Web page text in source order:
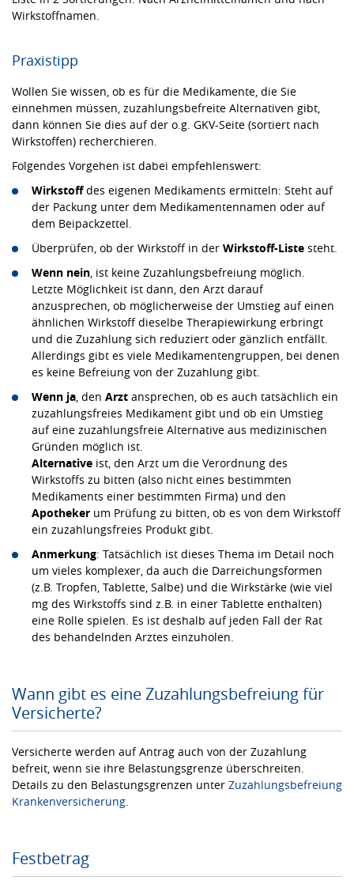
Wirkstoffnamen.
Praxistipp
Wollen Sie wissen, ob es für die Medikamente, die Sie
einnehmen müssen, zuzahlungsbefreite Alternativen gibt,
dann können Sie dies auf der o.g. GKV-Seite (sortiert nach
Wirkstoffen) recherchieren.
Folgendes Vorgehen ist dabei empfehlenswert:
Wirkstoffdes eigenen Medikaments ermitteln: Steht auf
der Packung unter dem Medikamentennamen oder auf
dem Beipackzettel.
Überprüfen, ob der Wirkstoff in der Wirkstoff-Liste steht.
Wenn nein , ist keine Zuzahlungsbefreiung möglich.
Letzte Möglichkeit ist dann, den Arzt darauf
anzusprechen, ob möglicherweise der Umstieg auf einen
ähnlichen Wirkstoff dieselbe Therapiewirkung erbringt
und die Zuzahlung sich reduziert oder gänzlich entfällt.
Allerdings gibt es viele Medikamentengruppen, bei denen
es keine Befreiung von der Zuzahlung gibt.
Wenn ja , den Arzt ansprechen, ob es auch tatsächlich ein
zuzahlungsfreies Medikament gibt und ob ein Umstieg
auf eine zuzahlungsfreie Alternative aus medizinischen
Gründen möglich ist.
Alternative ist, den Arzt um die Verordnung des
Wirkstoffs zu bitten (also nicht eines bestimmten
Medikaments einer bestimmten Firma) und den
Apotheker um Prüfung zu bitten, ob es von dem Wirkstoff
ein zuzahlungsfreies Produkt gibt.
Anmerkung: Tatsächlich ist dieses Thema im Detail noch
um vieles komplexer, da auch die Darreichungsformen
(z.B. Tropfen, Tablette, Salbe) und die Wirkstärke (wie viel
mg des Wirkstoffs sind z.B. in einer Tablette enthalten)
eine Rolle spielen. Es ist deshalb auf jeden Fall der Rat
des behandelnden Arztes einzuholen.
Wann gibt es eine Zuzahlungsbefreiung für
Versicherte?
Versicherte werden auf Antrag auch von der Zuzahlung
befreit, wenn sie ihre Belastungsgrenze überschreiten.
Details zu den Belastungsgrenzen unter Zuzahlungsbefreiung
Krankenversicherung
Festbetrag